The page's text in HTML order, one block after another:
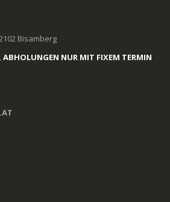
Bisamberg
ABHOLUNGEN NUR MIT FIXEM TERMIN